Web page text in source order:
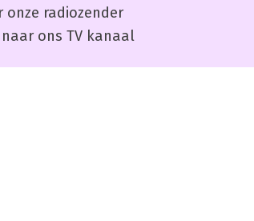
onze radiozender
naar ons TV kanaal